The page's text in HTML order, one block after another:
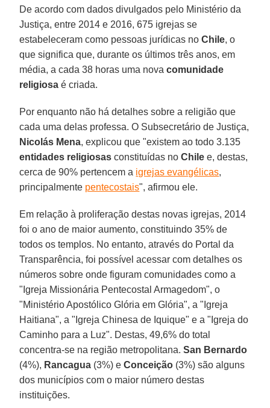
De acordo com dados divulgados pelo Ministério da
Justiça, entre 2014 e 2016, 675 igrejas se
estabeleceram como pessoas jurídicas noChile, o
que significa que, durante os últimos três anos, em
média, a cada 38 horas uma novacomunidade
religiosa é criada.
Por enquanto não há detalhes sobre a religião que
cada uma delas professa. O Subsecretário de Justiça,
Nicolás Mena, explicou que "existem ao todo 3.135
entidades religiosas constituídas noChile e, destas,
cerca de 90% pertencem a igrejas evangélicas,
principalmente pentecostais", afirmou ele.
Em relação à proliferação destas novas igrejas, 2014
foi o ano de maior aumento, constituindo 35% de
todos os templos. No entanto, através do Portal da
Transparência, foi possível acessar com detalhes os
números sobre onde figuram comunidades como a
"Igreja Missionária Pentecostal Armagedom", o
"Ministério Apostólico Glória em Glória", a "Igreja
Haitiana", a "Igreja Chinesa de Iquique" e a "Igreja do
Caminho para a Luz". Destas, 49,6% do total
concentra-se na região metropolitana.San Bernardo
(4%), Rancagua (3%) eConceição (3%) são alguns
dos municípios com o maior número destas
instituições.